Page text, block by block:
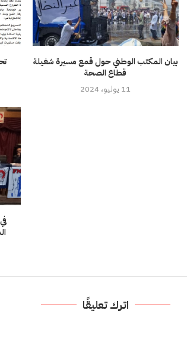
بيان المكتب الوطني حول قمع مسيرة شغيلة
قطاع الصحة
11 يوليو، 2024
اترك تعليقًا